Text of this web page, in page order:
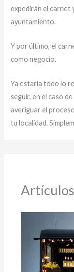
expedirán el carnet
ayuntamiento.
Y por último, el
como negocio.
Ya estaría todo lo
seguir, en el caso
averiguar el
tu localidad.